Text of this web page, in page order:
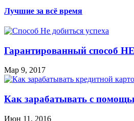
Лучшие за всё время
Гарантированный способ НЕ
Мар 9, 2017
Как зарабатывать с
Июн 11, 2016